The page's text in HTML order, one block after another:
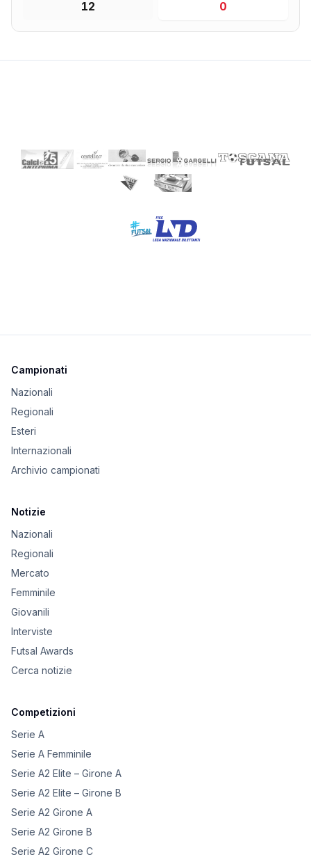
12 0
Campionati
Nazionali
Regionali
Esteri
Internazionali
Archivio campionati
Notizie
Nazionali
Regionali
Mercato
Femminile
Giovanili
Interviste
Futsal Awards
Cerca notizie
Competizioni
Serie A
Serie A Femminile
Serie A2 Elite – Girone A
Serie A2 Elite – Girone B
Serie A2 Girone A
Serie A2 Girone B
Serie A2 Girone C